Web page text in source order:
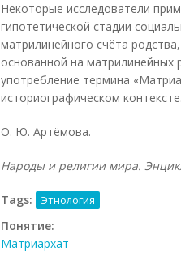
Некоторые исследователи
гипотетической стадии
матрилинейного счёта
основанной на матрилинейных
употребление термина
историографическом контексте.
О. Ю. Артёмова.
Народы и религии мира.
Tags: Этнология
Понятие:
Матриархат